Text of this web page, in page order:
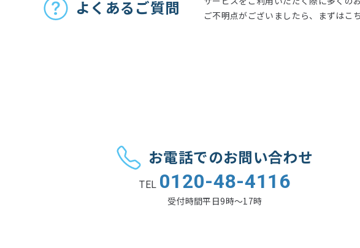
よくあるご質問
ご不明点がございましたら、まずはこ
お電話でのお問い合わせ
TEL 0120-48-4116
受付時間平日9時〜17時